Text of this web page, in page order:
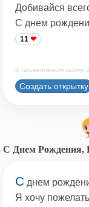
Добивайся
С днем
11
© Принадлежит сайту.
Создать открытку
С Днем Рождения,
С днем
Я хочу